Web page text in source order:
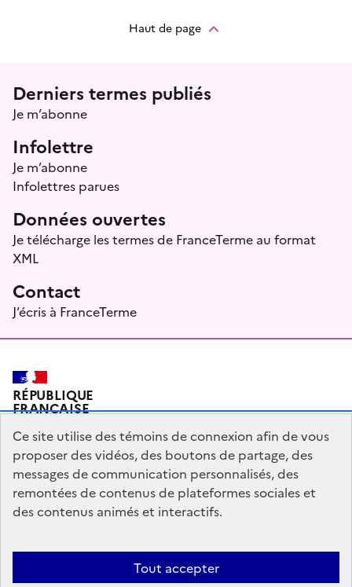
Haut de page
Menu prefooter
Derniers termes publiés
Je m’abonne
Infolettre
Je m’abonne
Infolettres parues
Données ouvertes
Je télécharge les termes de FranceTerme au format
XML
Contact
J’écris à FranceTerme
RÉPUBLIQUE
FRANÇAISE
Plan du site Mentions légales Qui sommes-nous ?
Partagez votre expérience pour améliorer les services
Accessibilité : partiellement conforme
Ce site utilise des témoins de connexion afin de vous
proposer des vidéos, des boutons de partage, des
messages de communication personnalisés, des
remontées de contenus de plateformes sociales et
des contenus animés et interactifs.
Tout accepter